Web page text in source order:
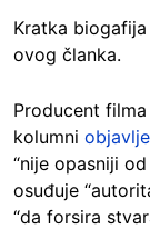
Kratka
ovog članka.
Producent
kolumni
“nije opasniji
osuđuje
“da forsira